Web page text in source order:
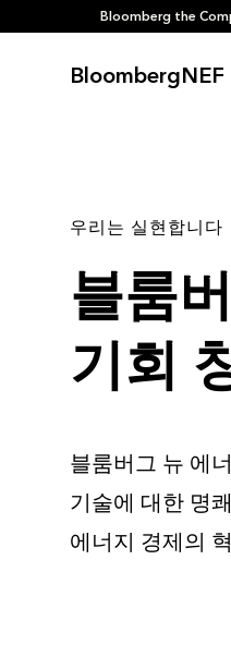
to
Bloomberg the
BloombergNEF
우리는 실현합니다
블룸
기회
블룸버그 뉴 에
기술에 대한 명
에너지 경제의